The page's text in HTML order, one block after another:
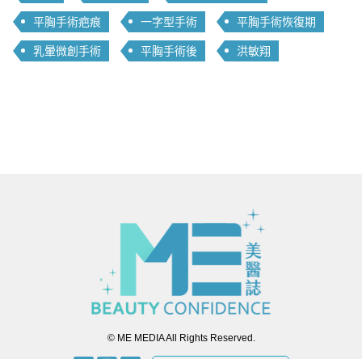
平胸手術疤痕 一字型手術 平胸手術恢復期
乳暈微創手術 平胸手術後 洪敏翔
© ME MEDIA All Rights Reserved.